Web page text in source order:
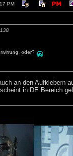
PM
oder?
an den Aufklebern
in DE Bereich